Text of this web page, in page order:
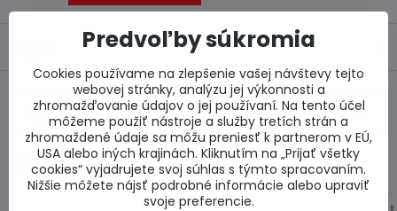
Predchádzajúci
produkt
Nasledujúci produkt
Alternatívne produkty
Predvoľby súkromia
Cookies používame na zlepšenie vašej návštevy tejto
webovej stránky, analýzu jej výkonnosti a
zhromažďovanie údajov o jej používaní. Na tento účel
môžeme použiť nástroje a služby tretích strán a
zhromaždené údaje sa môžu preniesť k partnerom v EÚ,
USA alebo iných krajinách. Kliknutím na „Prijať všetky
cookies“ vyjadrujete svoj súhlas s týmto spracovaním.
Nižšie môžete nájsť podrobné informácie alebo upraviť
svoje preferencie.